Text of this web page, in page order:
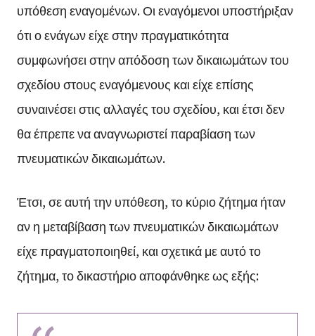
υπόθεση εναγομένων. Οι εναγόμενοι υποστήριξαν
ότι ο ενάγων είχε στην πραγματικότητα
συμφωνήσει στην απόδοση των δικαιωμάτων του
σχεδίου στους εναγόμενους και είχε επίσης
συναινέσει στις αλλαγές του σχεδίου, και έτσι δεν
θα έπρεπε να αναγνωριστεί παραβίαση των
πνευματικών δικαιωμάτων.
Έτσι, σε αυτή την υπόθεση, το κύριο ζήτημα ήταν
αν η μεταβίβαση των πνευματικών δικαιωμάτων
είχε πραγματοποιηθεί, και σχετικά με αυτό το
ζήτημα, το δικαστήριο αποφάνθηκε ως εξής: